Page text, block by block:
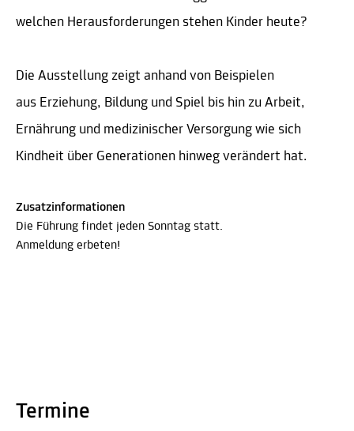
welchen Herausforderungen stehen Kinder heute?
Die Ausstellung zeigt anhand von Beispielen
aus Erziehung, Bildung und Spiel bis hin zu Arbeit,
Ernährung und medizinischer Versorgung wie sich
Kindheit über Generationen hinweg verändert hat.
Zusatzinformationen
Die Führung findet jeden Sonntag statt.
Anmeldung erbeten!
Termine